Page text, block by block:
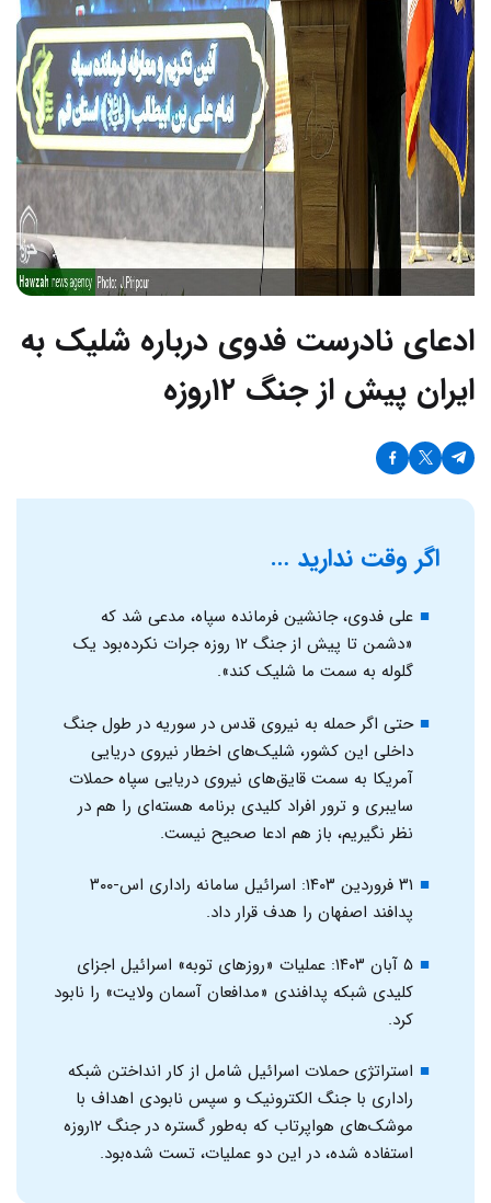
ادعای نادرست فدوی درباره شلیک به
ایران پیش از جنگ ۱۲روزه
اگر وقت ندارید …
علی فدوی، جانشین فرمانده سپاه، مدعی شد که
«دشمن تا پیش از جنگ ۱۲ روزه جرات نکرده‌بود یک
گلوله به سمت ما شلیک کند».
حتی اگر حمله به نیروی قدس در سوریه در طول جنگ
داخلی این کشور، شلیک‌های اخطار نیروی دریایی
آمریکا به سمت قایق‌های نیروی دریایی سپاه حملات
سایبری و ترور افراد کلیدی برنامه هسته‌ای را هم در
نظر نگیریم، باز هم ادعا صحیح نیست.
۳۱ فروردین ۱۴۰۳: اسرائیل سامانه راداری اس-۳۰۰
پدافند اصفهان را هدف قرار داد.
۵ آبان ۱۴۰۳: عملیات «روزهای توبه» اسرائیل اجزای
کلیدی شبکه پدافندی «مدافعان آسمان ولایت» را نابود
کرد.
استراتژی حملات اسرائیل شامل از کار انداختن شبکه
راداری با جنگ الکترونیک و سپس نابودی اهداف با
موشک‌های هواپرتاب که به‌طور گستره در جنگ ۱۲روزه
استفاده شده، در این دو عملیات، تست شده‌بود.